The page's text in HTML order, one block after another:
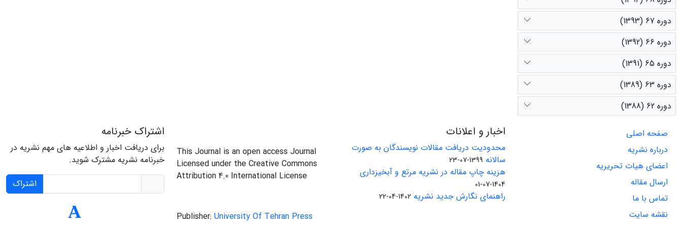
دوره 67 (1393)
دوره 66 (1392)
دوره 65 (1391)
دوره 63 (1389)
دوره 62 (1388)
صفحه اصلی
درباره نشریه
اعضای هیات تحریریه
ارسال مقاله
تماس با ما
نقشه سایت
اخبار و اعلانات
محدودیت دریافت مقالات نویسندگان به صورت
سالانه 1399-07-23
هزینه چاپ مقاله در نشریه مرتع و آبخیزداری
1404-07-01
راهنمای نگارش جدید نشریه 1402-04-22
This Journal is an open access Journal
Licensed under the Creative Commons
Attribution 4.0 International License
Publisher: University Of Tehran Press
اشتراک خبرنامه
برای دریافت اخبار و اطلاعیه های مهم نشریه در
خبرنامه نشریه مشترک شوید.
اشتراک